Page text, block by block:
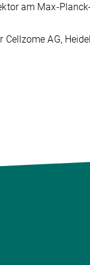
am Max-
Cellzome AG,